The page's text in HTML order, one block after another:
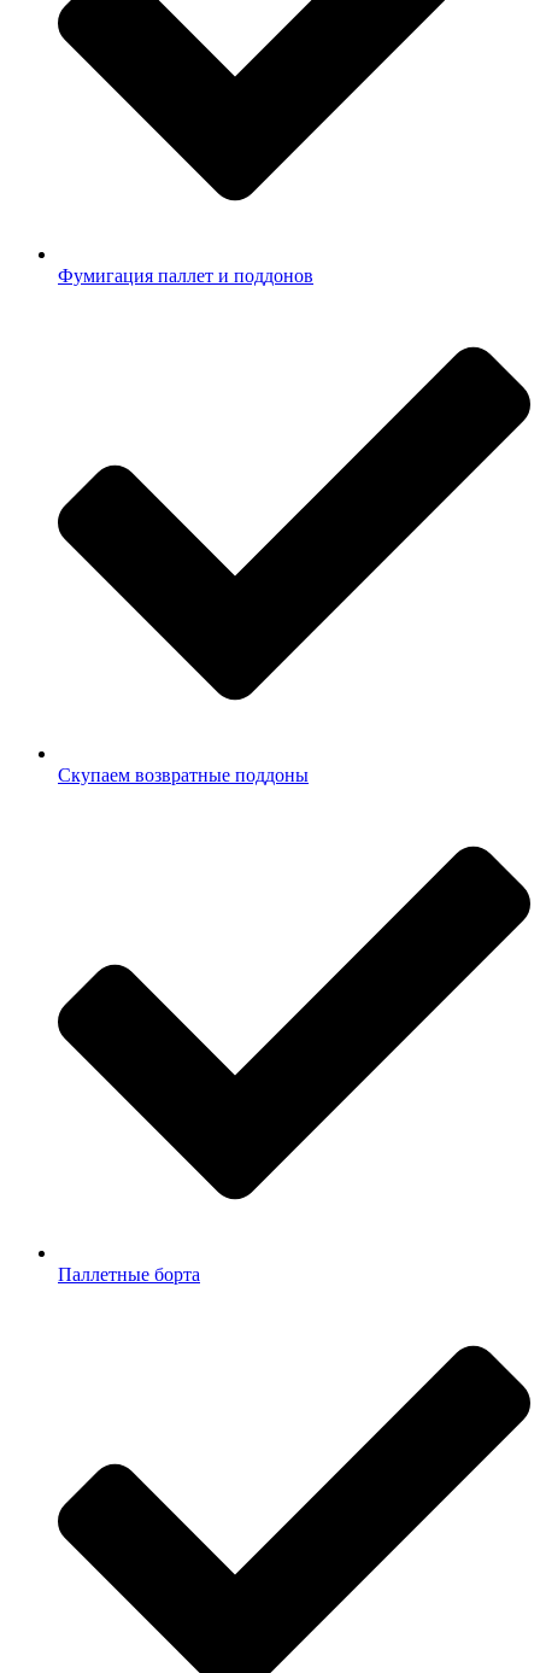
Фумигация паллет и поддонов
Скупаем возвратные поддоны
Паллетные борта